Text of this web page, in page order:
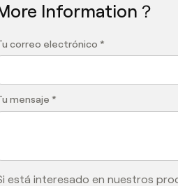
Information？
correo electrónico *
mensaje *
está interesado en nuestros